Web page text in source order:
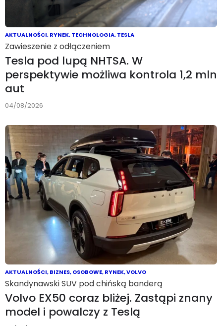
AKTUALNOŚCI,RYNEK,TECHNOLOGIA,TESLA
Zawieszenie z odłączeniem
Tesla pod lupą NHTSA. W
perspektywie możliwa kontrola 1,2 mln
aut
04/08/2026
AKTUALNOŚCI,BIZNES,OSOBOWE,RYNEK,VOLVO
Skandynawski SUV pod chińską banderą
Volvo EX50 coraz bliżej. Zastąpi znany
model i powalczy z Teslą